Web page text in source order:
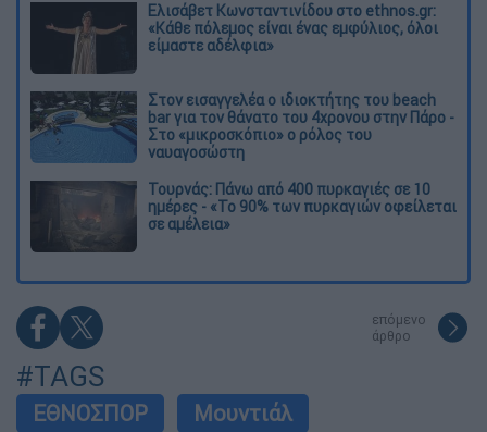
Ελισάβετ Κωνσταντινίδου στο ethnos.gr:
«Κάθε πόλεμος είναι ένας εμφύλιος, όλοι
είμαστε αδέλφια»
Στον εισαγγελέα ο ιδιοκτήτης του beach
bar για τον θάνατο του 4χρονου στην Πάρο -
Στο «μικροσκόπιο» ο ρόλος του
ναυαγοσώστη
Τουρνάς: Πάνω από 400 πυρκαγιές σε 10
ημέρες - «Το 90% των πυρκαγιών οφείλεται
σε αμέλεια»
επόμενο
άρθρο
#TAGS
ΕΘΝΟΣΠΟΡ
Μουντιάλ